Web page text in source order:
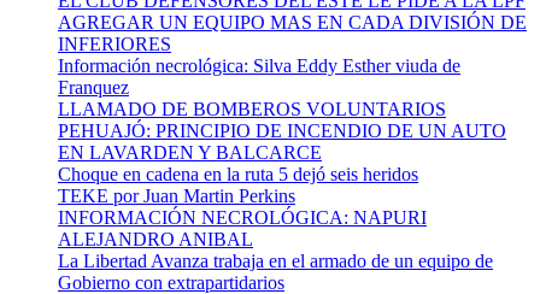
AGREGAR UN EQUIPO MAS EN CADA DIVISIÓN DE
INFERIORES
Información necrológica: Silva Eddy Esther viuda de
Franquez
LLAMADO DE BOMBEROS VOLUNTARIOS
PEHUAJÓ: PRINCIPIO DE INCENDIO DE UN AUTO
EN LAVARDEN Y BALCARCE
Choque en cadena en la ruta 5 dejó seis heridos
TEKE por Juan Martin Perkins
INFORMACIÓN NECROLÓGICA: NAPURI
ALEJANDRO ANIBAL
La Libertad Avanza trabaja en el armado de un equipo de
Gobierno con extrapartidarios